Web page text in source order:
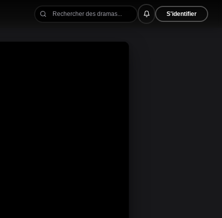
S'identifier